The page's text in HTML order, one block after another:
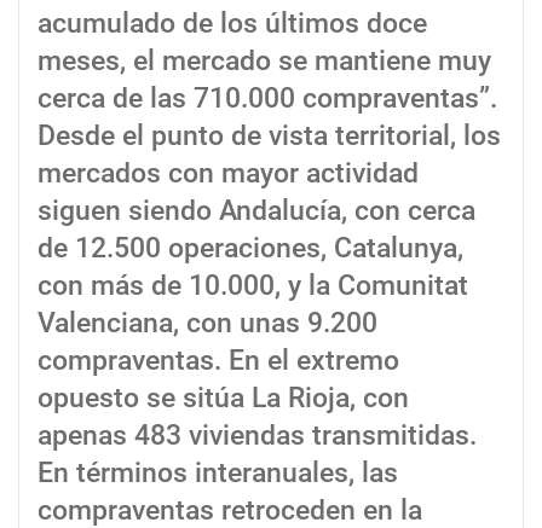
acumulado de los últimos doce
meses, el mercado se mantiene muy
cerca de las 710.000 compraventas”.
Desde el punto de vista territorial, los
mercados con mayor actividad
siguen siendo Andalucía, con cerca
de 12.500 operaciones, Catalunya,
con más de 10.000, y la Comunitat
Valenciana, con unas 9.200
compraventas. En el extremo
opuesto se sitúa La Rioja, con
apenas 483 viviendas transmitidas.
En términos interanuales, las
compraventas retroceden en la